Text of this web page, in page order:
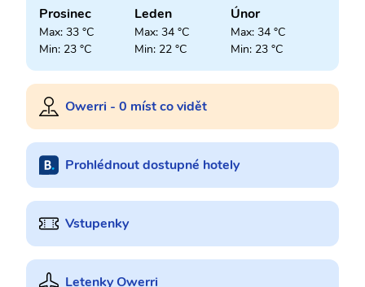
Prosinec
Max: 33 °C
Min: 23 °C
Leden
Max: 34 °C
Min: 22 °C
Únor
Max: 34 °C
Min: 23 °C
Owerri - 0 míst co vidět
Prohlédnout dostupné hotely
Vstupenky
Letenky Owerri